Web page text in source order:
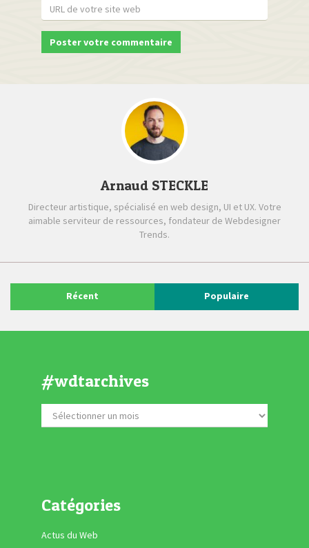
Arnaud STECKLE
Directeur artistique, spécialisé en web design, UI et UX. Votre
aimable serviteur de ressources, fondateur de Webdesigner
Trends.
Récent Populaire
#wdtarchives
Catégories
Actus du Web